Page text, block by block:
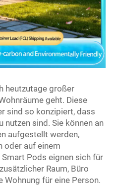
heutzutage großer
geht. Diese
sind so konzipiert, dass
nutzen sind. Sie können an
aufgestellt werden,
oder auf einem
Pods eignen sich für
Raum, Büro
für eine Person.